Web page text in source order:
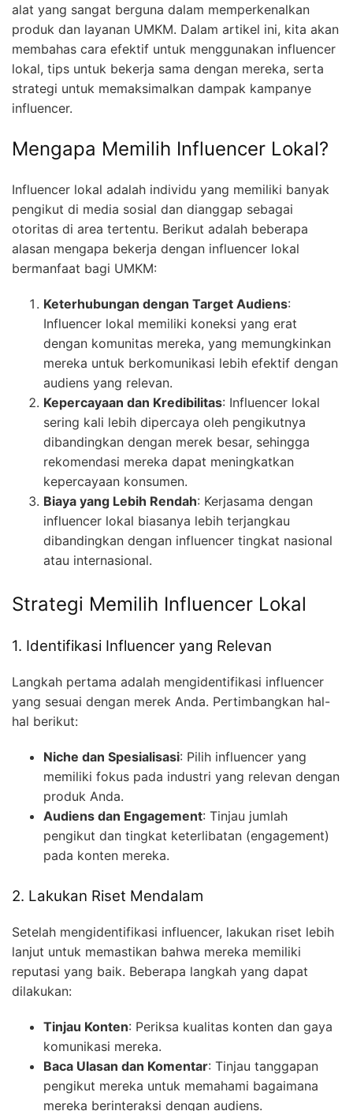
alat yang sangat berguna dalam memperkenalkan
produk dan layanan UMKM. Dalam artikel ini, kita akan
membahas cara efektif untuk menggunakan influencer
lokal, tips untuk bekerja sama dengan mereka, serta
strategi untuk memaksimalkan dampak kampanye
influencer.
Mengapa Memilih Influencer Lokal?
Influencer lokal adalah individu yang memiliki banyak
pengikut di media sosial dan dianggap sebagai
otoritas di area tertentu. Berikut adalah beberapa
alasan mengapa bekerja dengan influencer lokal
bermanfaat bagi UMKM:
Keterhubungan dengan Target Audiens:
Influencer lokal memiliki koneksi yang erat
dengan komunitas mereka, yang memungkinkan
mereka untuk berkomunikasi lebih efektif dengan
audiens yang relevan.
Kepercayaan dan Kredibilitas: Influencer lokal
sering kali lebih dipercaya oleh pengikutnya
dibandingkan dengan merek besar, sehingga
rekomendasi mereka dapat meningkatkan
kepercayaan konsumen.
Biaya yang Lebih Rendah: Kerjasama dengan
influencer lokal biasanya lebih terjangkau
dibandingkan dengan influencer tingkat nasional
atau internasional.
Strategi Memilih Influencer Lokal
1. Identifikasi Influencer yang Relevan
Langkah pertama adalah mengidentifikasi influencer
yang sesuai dengan merek Anda. Pertimbangkan hal-
hal berikut:
Niche dan Spesialisasi: Pilih influencer yang
memiliki fokus pada industri yang relevan dengan
produk Anda.
Audiens dan Engagement: Tinjau jumlah
pengikut dan tingkat keterlibatan (engagement)
pada konten mereka.
2. Lakukan Riset Mendalam
Setelah mengidentifikasi influencer, lakukan riset lebih
lanjut untuk memastikan bahwa mereka memiliki
reputasi yang baik. Beberapa langkah yang dapat
dilakukan:
Tinjau Konten: Periksa kualitas konten dan gaya
komunikasi mereka.
Baca Ulasan dan Komentar: Tinjau tanggapan
pengikut mereka untuk memahami bagaimana
mereka berinteraksi dengan audiens.